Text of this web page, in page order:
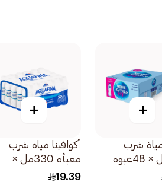
+
شرب
+
أكوافينا مياه شرب
معبأه 330مل ×
30عبوة
19.39